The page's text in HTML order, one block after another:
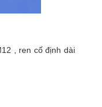
, ren cố định dài